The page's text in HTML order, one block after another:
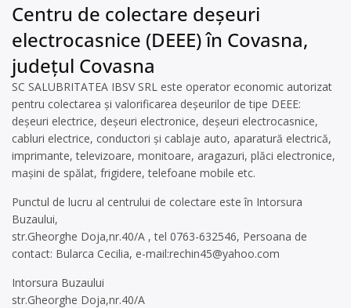
Centru de colectare deșeuri
electrocasnice (DEEE) în Covasna,
județul Covasna
SC SALUBRITATEA IBSV SRL este operator economic autorizat
pentru colectarea și valorificarea deșeurilor de tipe DEEE:
deșeuri electrice, deșeuri electronice, deșeuri electrocasnice,
cabluri electrice, conductori și cablaje auto, aparatură electrică,
imprimante, televizoare, monitoare, aragazuri, plăci electronice,
mașini de spălat, frigidere, telefoane mobile etc.
Punctul de lucru al centrului de colectare este în Intorsura
Buzaului,
str.Gheorghe Doja,nr.40/A , tel 0763-632546, Persoana de
contact: Bularca Cecilia, e-mail:rechin45@yahoo.com
Intorsura Buzaului
str.Gheorghe Doja,nr.40/A